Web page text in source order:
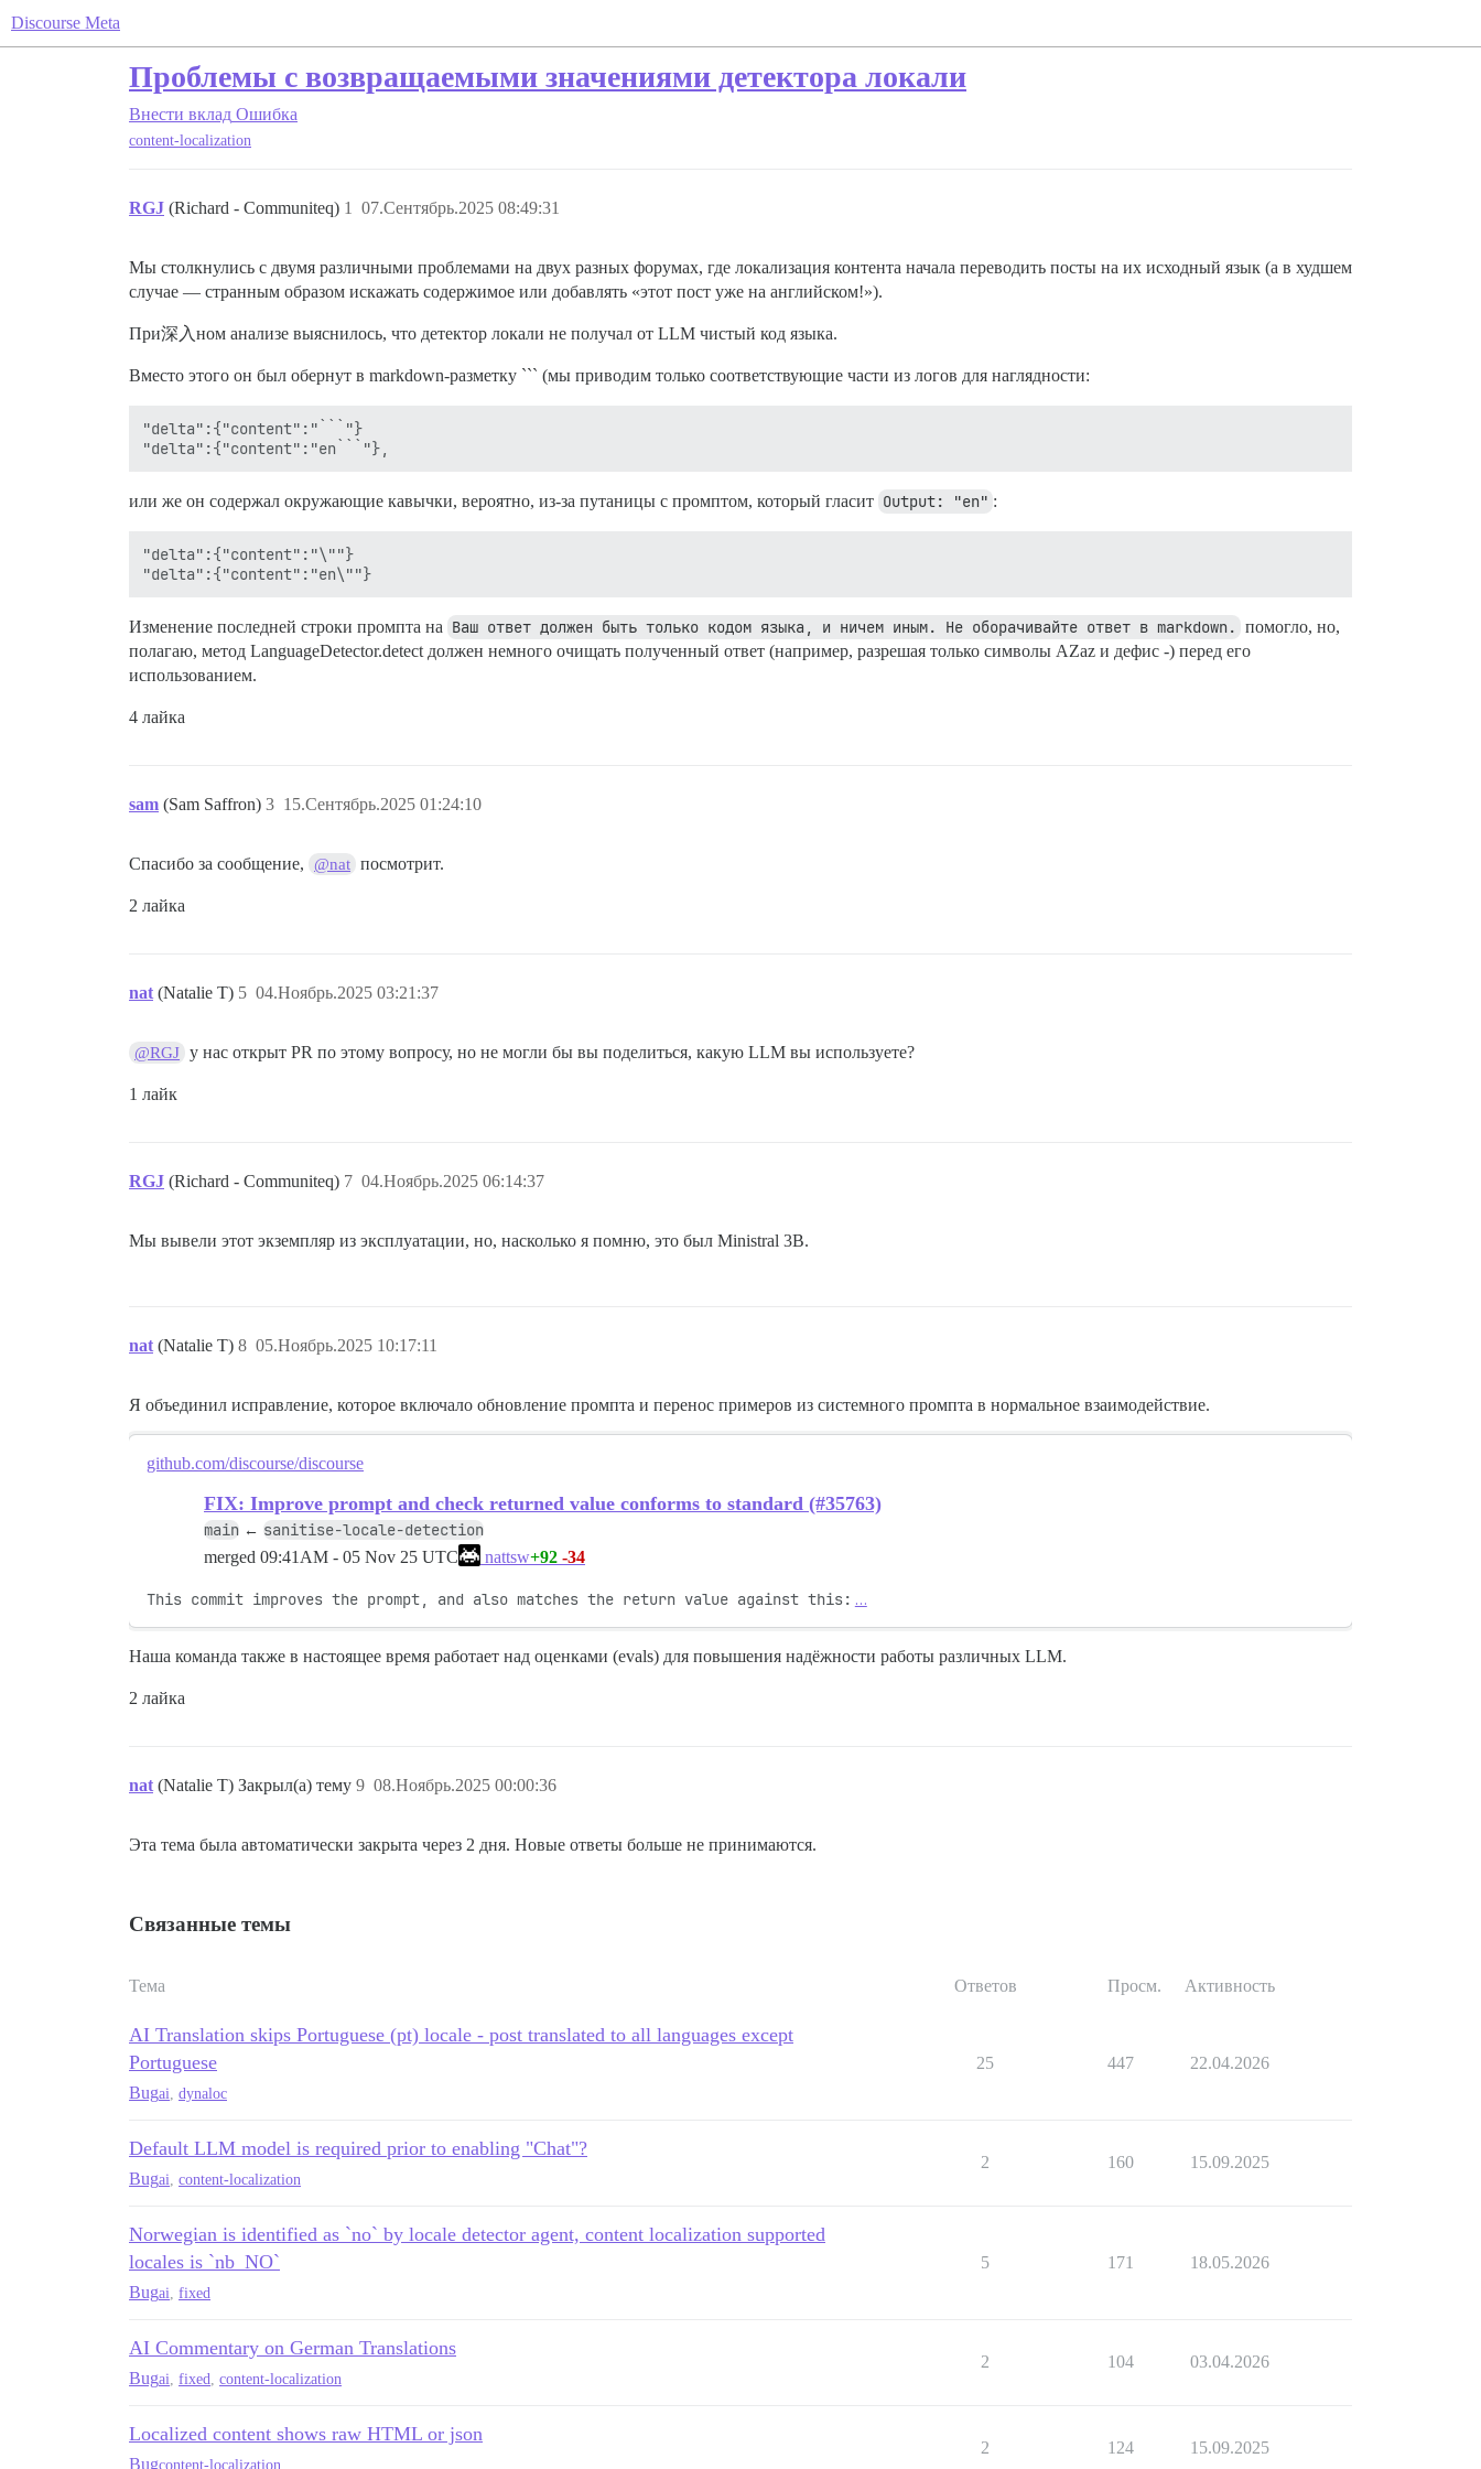
Discourse Meta
Проблемы с возвращаемыми значениями детектора локали
Внести вклад Ошибка
content-localization
RGJ (Richard - Communiteq) 07.Сентябрь.2025 08:49:31
1
Мы столкнулись с двумя различными проблемами на двух разных форумах, где локализация контента начала переводить посты на их исходный язык (а в худшем
случае — странным образом искажать содержимое или добавлять «этот пост уже на английском!»).
При深入ном анализе выяснилось, что детектор локали не получал от LLM чистый код языка.
Вместо этого он был обернут в markdown-разметку ``` (мы приводим только соответствующие части из логов для наглядности:
"delta":{"content":"```"}
или же он содержал окружающие кавычки, вероятно, из-за путаницы с промптом, который гласит Output: "en" :
"delta":{"content":"\""}
Изменение последней строки промпта на Ваш ответ должен быть только кодом языка, и ничем иным. Не оборачивайте ответ в markdown. помогло, но,
полагаю, метод LanguageDetector.detect должен немного очищать полученный ответ (например, разрешая только символы AZaz и дефис -) перед его
использованием.
4 лайка
sam (Sam Saffron) 15.Сентябрь.2025 01:24:10
3
Спасибо за сообщение, @nat посмотрит.
2 лайка
nat (Natalie T) 04.Ноябрь.2025 03:21:37
5
@RGJ у нас открыт PR по этому вопросу, но не могли бы вы поделиться, какую LLM вы используете?
1 лайк
RGJ (Richard - Communiteq) 04.Ноябрь.2025 06:14:37
7
Мы вывели этот экземпляр из эксплуатации, но, насколько я помню, это был Ministral 3B.
nat (Natalie T) 05.Ноябрь.2025 10:17:11
8
Я объединил исправление, которое включало обновление промпта и перенос примеров из системного промпта в нормальное взаимодействие.
github.com/discourse/discourse
FIX: Improve prompt and check returned value conforms to standard (#35763)
main ← sanitise-locale-detection
merged 09:41AM - 05 Nov 25 UTC nattsw+92 -34
This commit improves the prompt, and also matches the return value against this: …
Наша команда также в настоящее время работает над оценками (evals) для повышения надёжности работы различных LLM.
2 лайка
nat (Natalie T) Закрыл(а) тему 08.Ноябрь.2025 00:00:36
9
Эта тема была автоматически закрыта через 2 дня. Новые ответы больше не принимаются.
Связанные темы
Тема Ответов Просм. Активность
AI Translation skips Portuguese (pt) locale - post translated to all languages except
Portuguese
Bugai dynaloc
25 447 22.04.2026
Default LLM model is required prior to enabling "Chat"?
Bugai content-localization
2 160 15.09.2025
Norwegian is identified as `no` by locale detector agent, content localization supported
locales is `nb_NO`
Bugai fixed
5 171 18.05.2026
AI Commentary on German Translations
Bugai fixed content-localization
2 104 03.04.2026
Localized content shows raw HTML or json
Bugcontent-localization
2 124 15.09.2025